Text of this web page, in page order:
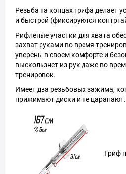
Резьба на концах грифа делает
и быстрой (фиксируются
Рифленые участки для хвата
захват руками во время
уверены в своем комфорте и
выскользнет из рук даже во
тренировок.
Имеет два резьбовых зажима,
прижимают диски и не царапают.
Гриф